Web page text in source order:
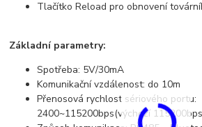
Tlačítko Reload pro obnovení
Základní parametry:
Spotřeba: 5V/30mA
Komunikační vzdálenost: do 10m
Přenosová rychlost sériového portu:
2400~115200bps(výchozí 115200bps